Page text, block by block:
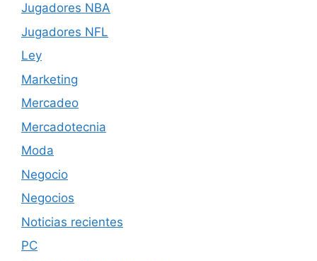
Jugadores NBA
Jugadores NFL
Ley
Marketing
Mercadeo
Mercadotecnia
Moda
Negocio
Negocios
Noticias recientes
PC